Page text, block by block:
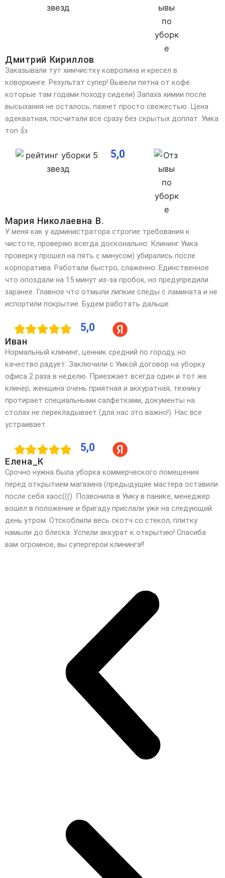
Дмитрий Кириллов
Заказывали тут химчистку ковролина и кресел в
коворкинге. Результат супер! Вывели пятна от кофе
которые там годами походу сидели) Запаха химии после
высыхания не осталось, пахнет просто свежестью. Цена
адекватная, посчитали все сразу без скрытых доплат. Умка
топ 👍
5,0
Мария Николаевна В.
У меня как у администратора строгие требования к
чистоте, проверяю всегда досконально. Клининг Умка
проверку прошел на пять с минусом) убирались после
корпоратива. Работали быстро, слаженно. Единственное
что опоздали на 15 минут из-за пробок, но предупредили
заранее. Главное что отмыли липкие следы с ламината и не
испортили покрытие. Будем работать дальше.
5,0
Иван
Нормальный клининг, ценник средний по городу, но
качество радует. Заключили с Умкой договор на уборку
офиса 2 раза в неделю. Приезжает всегда один и тот же
клинер, женщина очень приятная и аккуратная, технику
протирает специальными салфетками, документы на
столах не перекладывает (для нас это важно!). Нас все
устраивает.
5,0
Елена_К
Срочно нужна была уборка коммерческого помещения
перед открытием магазина (предыдущие мастера оставили
после себя хаос(((). Позвонила в Умку в панике, менеджер
вошел в положение и бригаду прислали уже на следующий
день утром. Отскоблили весь скотч со стекол, плитку
намыли до блеска. Успели аккурат к открытию! Спасиба
вам огромное, вы супергерои клининга!!